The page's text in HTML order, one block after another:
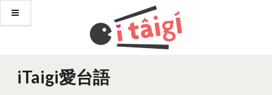
iTaigi愛台語